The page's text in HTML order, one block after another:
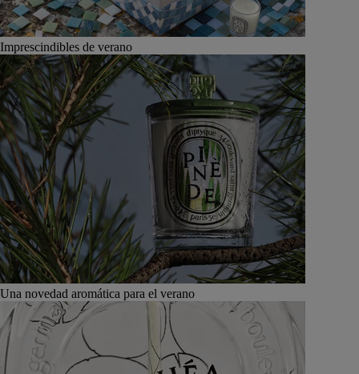
Imprescindibles de verano
Una novedad aromática para el verano